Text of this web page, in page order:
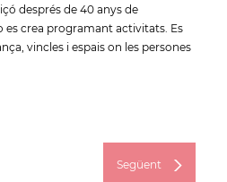
després de 40 anys de
crea programant activitats. Es
vincles i espais on les persones
Següent